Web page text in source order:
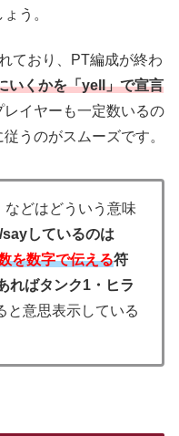
う。
ており、PT編成が終わ
いくかを「yell」で宣言
イヤーも一定数いるの
うのがスムーズです。
などはどういう意味
しているのは
を数字で伝える符
ればタンク1・ヒラ
と意思表示している